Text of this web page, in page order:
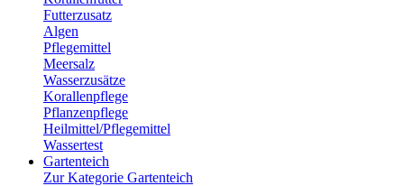
Futterzusatz
Algen
Pflegemittel
Meersalz
Wasserzusätze
Korallenpflege
Pflanzenpflege
Heilmittel/Pflegemittel
Wassertest
Gartenteich
Zur Kategorie Gartenteich